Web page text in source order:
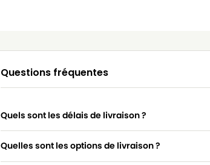
Questions fréquentes
Quels sont les délais de livraison ?
Quelles sont les options de livraison ?